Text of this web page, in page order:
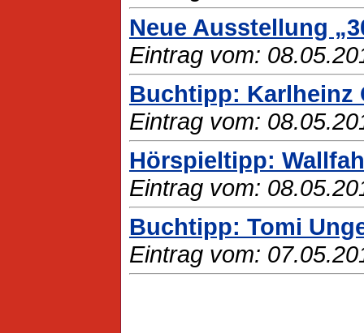
Neue Ausstellung
Eintrag vom:
Buchtipp: Karlheinz
Eintrag vom:
Hörspieltipp:
Eintrag vom:
Buchtipp: Tomi
Eintrag vom: